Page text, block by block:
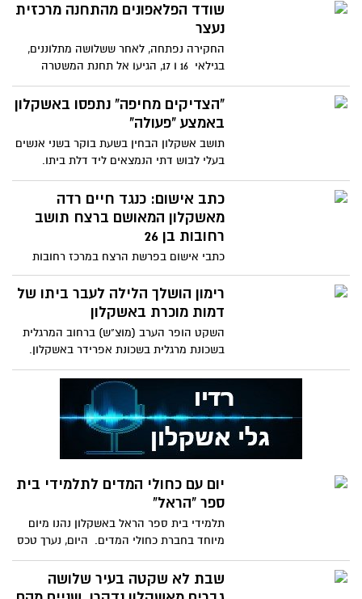
שודד הפלאפונים מהתחנה מרכזית
נעצר
החקירה נפתחה, לאחר ששלושה מתלוננים,
בגילאי 16 ו 17, הגיעו אל תחנת המשטרה
בעיר, שם סיפרו לחוקרים,
"הצדיקים מחיפה" נתפסו באשקלון
באמצע "פעולה"
תושב אשקלון הבחין בשעת בוקר בשני אנשים
בעלי לבוש דתי הנמצאים ליד דלת ביתו.
חשדו התעורר לאחר שהבחין
כתב אישום: כנגד חיים רדה
מאשקלון המאושם ברצח תושב
רחובות בן 26
כתבי אישום בפרשת הרצח במרכז רחובות
שהתרחש לפני חודשיים: פרקליטות מחוז
מרכז הגישה היום (א') לבית
רימון הושלך הלילה לעבר ביתו של
דמות מוכרת באשקלון
השקט הופר הערב (מוצ"ש) ברחוב המרגלית
בשכונת מרגלית בשכונת אפרידר באשקלון.
בשעה 00:45 התקבלה הודעה
יום עם כחולי המדים לתלמידי בית
ספר "הראל"
תלמידי בית ספר הראל באשקלון נהנו מיום
מיוחד בחברת כחולי המדים. היום, נערך טכס
מרגש בסימן "בטוחים
שבת לא שקטה בעיר שלושה